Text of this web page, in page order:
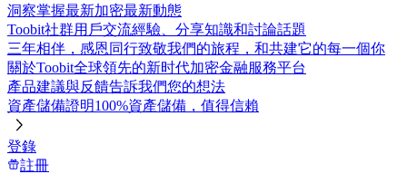
洞察掌握最新加密最新動態
Toobit社群用戶交流經驗、分享知識和討論話題
三年相伴，感恩同行致敬我們的旅程，和共建它的每一個你
關於Toobit全球領先的新时代加密金融服務平台
產品建議與反饋告訴我們您的想法
資產儲備證明100%資產儲備，值得信賴
登錄
註冊